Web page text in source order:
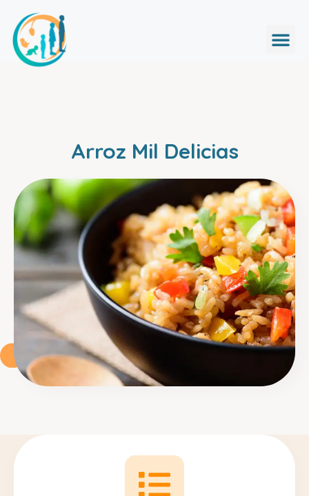
Arroz Mil Delicias